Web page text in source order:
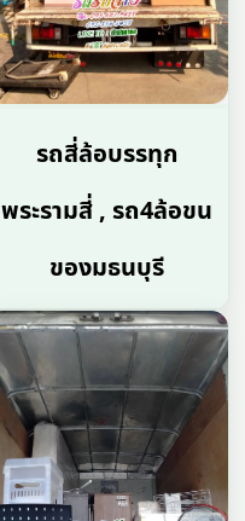
รถสี่ล้อบรรทุก
พระรามสี่ , รถ4ล้อขน
ของมธนบุรี